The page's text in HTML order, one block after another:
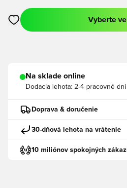
Otvorí modál na prihlásenie alebo
Vyberte
Na sklade online
Dodacia lehota: 2-4 pracovné dni
Doprava & doručenie
30-dňová lehota na vrátenie
10 miliónov spokojných